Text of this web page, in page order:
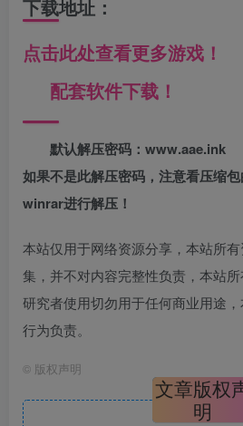
下载地址：
点击此处查看更多游戏！
配套软件下载！
默认解压密码：www.aae.ink
如果不是此解压密码，注意看压缩
winrar进行解压！
本站仅用于网络资源分享，本站所
集，并不对内容完整性负责，本站
研究者使用切勿用于任何商业用途
行为负责。
© 版权声明
文章版权
明